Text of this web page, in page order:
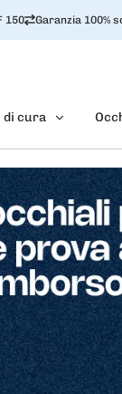
150 Garanzia 100%
di cura